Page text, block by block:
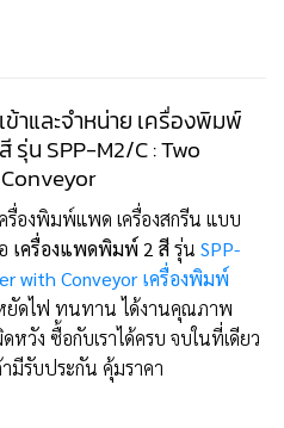
าและจำหน่าย เครื่องพิมพ์
น SPP-M2/C : Two
รื่องพิมพ์แพด เครื่องสกรีน แบบ
เครื่องแพดพิมพ์ 2 สีรุ่น SPP-
with Conveyor เครื่องพิมพ์
ยัดไฟ ทนทาน ได้งานคุณภาพ
วัง ซื้อกับเราได้ครบ จบในที่เดียว
มีรับประกัน คุ้มราคา